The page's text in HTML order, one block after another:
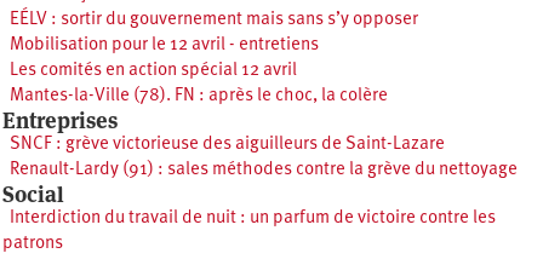
EÉLV : sortir du gouvernement mais sans s’y opposer
Mobilisation pour le 12 avril - entretiens
Les comités en action spécial 12 avril
Mantes-la-Ville (78). FN : après le choc, la colère
Entreprises
SNCF : grève victorieuse des aiguilleurs de Saint-Lazare
Renault-Lardy (91) : sales méthodes contre la grève du nettoyage
Social
Interdiction du travail de nuit : un parfum de victoire contre les
patrons